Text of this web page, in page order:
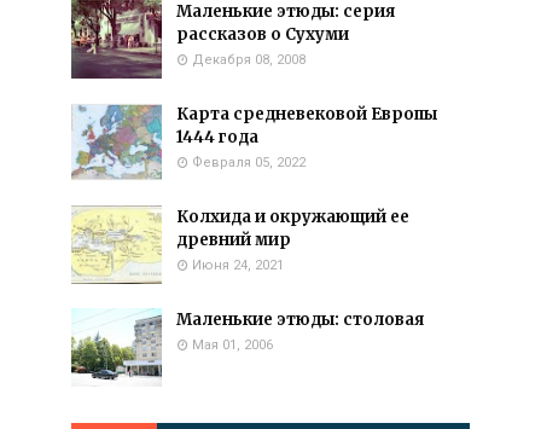
Маленькие этюды: серия
рассказов о Сухуми
Декабря 08, 2008
Карта средневековой Европы
1444 года
Февраля 05, 2022
Колхида и окружающий ее
древний мир
Июня 24, 2021
Маленькие этюды: столовая
Мая 01, 2006